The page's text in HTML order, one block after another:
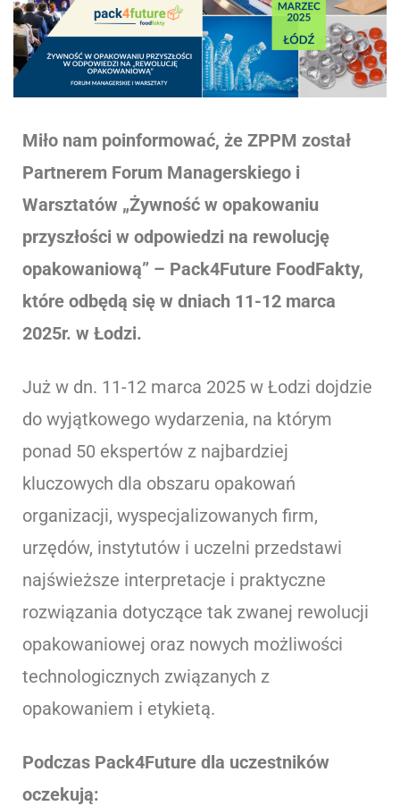
Miło nam poinformować, że ZPPM został
Partnerem Forum Managerskiego i
Warsztatów „Żywność w opakowaniu
przyszłości w odpowiedzi na rewolucję
opakowaniową” – Pack4Future FoodFakty,
które odbędą się w dniach 11-12 marca
2025r. w Łodzi.
Już w dn. 11-12 marca 2025 w Łodzi dojdzie
do wyjątkowego wydarzenia, na którym
ponad 50 ekspertów z najbardziej
kluczowych dla obszaru opakowań
organizacji, wyspecjalizowanych firm,
urzędów, instytutów i uczelni przedstawi
najświeższe interpretacje i praktyczne
rozwiązania dotyczące tak zwanej rewolucji
opakowaniowej oraz nowych możliwości
technologicznych związanych z
opakowaniem i etykietą.
Podczas Pack4Future dla uczestników
oczekują: